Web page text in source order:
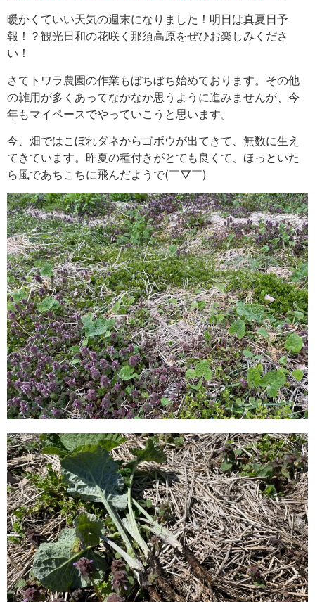
暖かくていい天気の週末になりました！明日は真夏日予
報！？観光日和の花咲く那須高原をぜひお楽しみくださ
い！
さてトワラ農園の作業もぼちぼち始めております。その他
の雑用が多くあってなかなか思うように進みませんが、今
年もマイペースでやっていこうと思います。
今、畑ではこぼれダネからゴボウが出てきて、無数に生え
てきています。昨夏の種付きがとても良くて、ほっといた
ら風であちこちに飛んだようで(￣▽￣)